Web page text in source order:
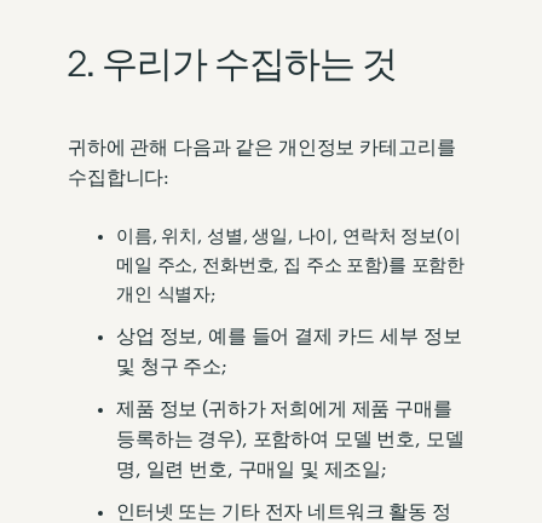
2. 우리가 수집하는 것
귀하에 관해 다음과 같은 개인정보 카테고리를
수집합니다:
이름, 위치, 성별, 생일, 나이, 연락처 정보(이
메일 주소, 전화번호, 집 주소 포함)를 포함한
개인 식별자;
상업 정보, 예를 들어 결제 카드 세부 정보
및 청구 주소;
제품 정보 (귀하가 저희에게 제품 구매를
등록하는 경우), 포함하여 모델 번호, 모델
명, 일련 번호, 구매일 및 제조일;
인터넷 또는 기타 전자 네트워크 활동 정